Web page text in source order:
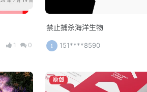
1 0
禁止捕杀海洋生物
151****8590
原创